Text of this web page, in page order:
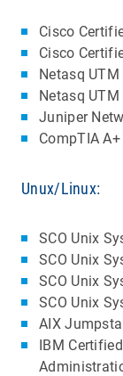
Cisco
Cisco
Netasq UTM
Netasq
Juniper
CompTIA A+
Unux/Linux:
SCO Unix
SCO Unix
SCO Unix
SCO Unix
AIX
IBM